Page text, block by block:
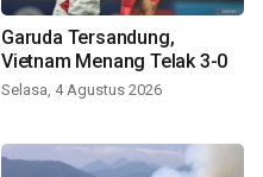
Garuda Tersandung,
Vietnam Menang Telak 3-0
Selasa, 4 Agustus 2026